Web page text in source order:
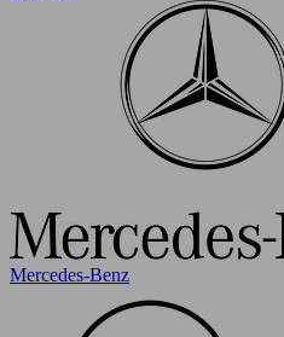
Mercedes-Benz